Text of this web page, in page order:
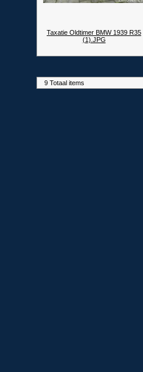
Taxatie Oldtimer BMW 1939 R35
(1).JPG
9 Totaal items